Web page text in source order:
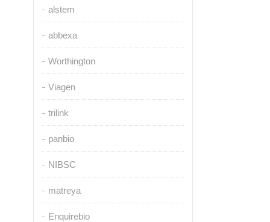
alstem
abbexa
Worthington
Viagen
trilink
panbio
NIBSC
matreya
Enquirebio